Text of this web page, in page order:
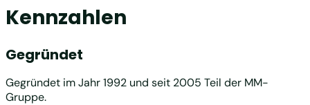
Kennzahlen
Gegründet
Gegründet im Jahr 1992 und seit 2005 Teil der MM-
Gruppe.